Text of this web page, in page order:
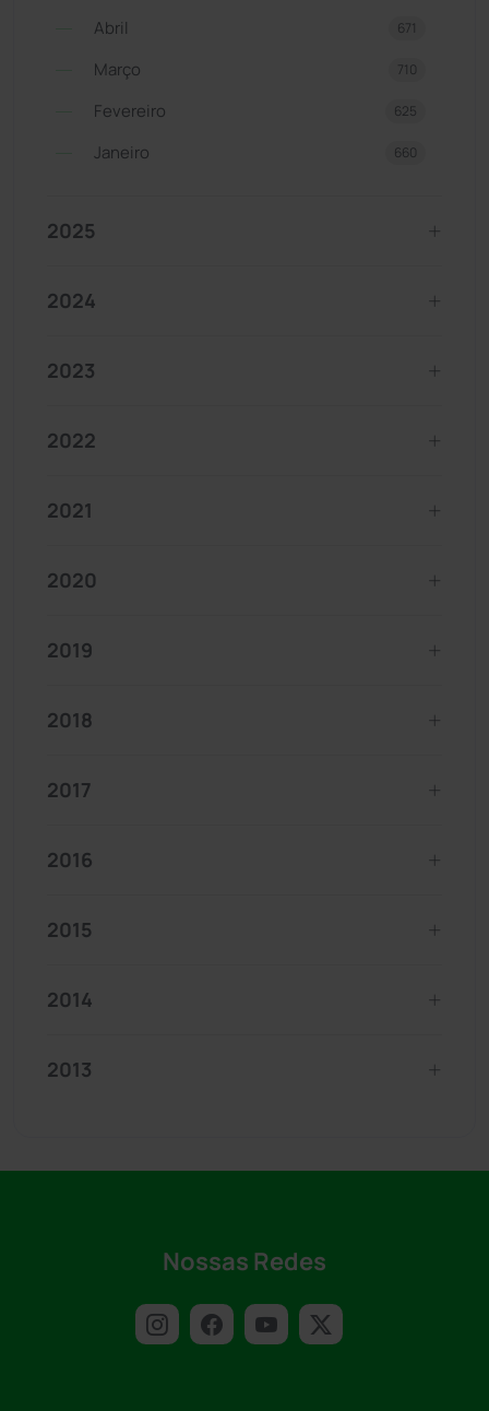
Abril 671
Março 710
Fevereiro 625
Janeiro 660
2025
2024
2023
2022
2021
2020
2019
2018
2017
2016
2015
2014
2013
Nossas Redes